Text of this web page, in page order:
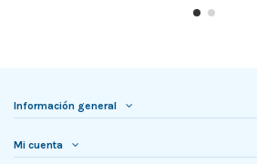
Información general
Mi cuenta